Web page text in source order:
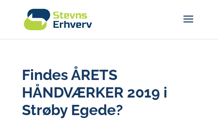
Findes ÅRETS
HÅNDVÆRKER 2019 i
Strøby Egede?